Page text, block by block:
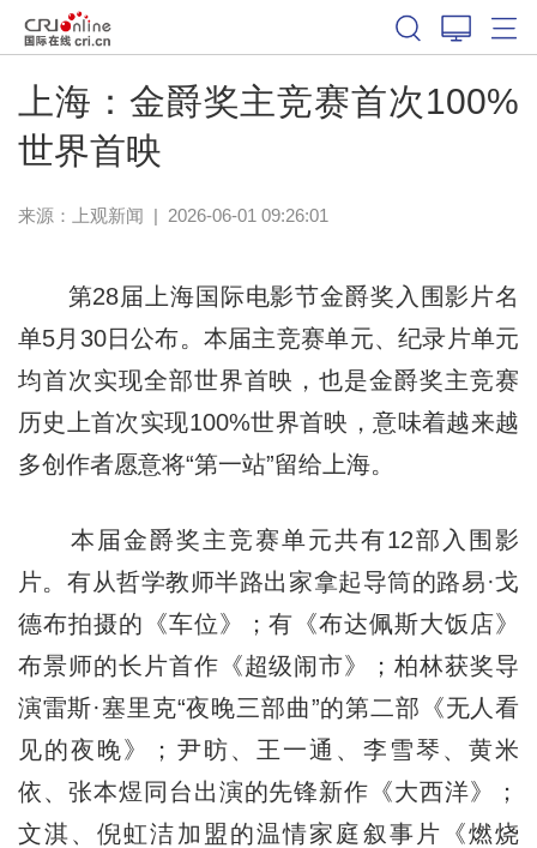
上海：金爵奖主竞赛首次100%
世界首映
来源： 上观新闻 | 2026-06-01 09:26:01
第28届上海国际电影节金爵奖入围影片名
单5月30日公布。本届主竞赛单元、纪录片单元
均首次实现全部世界首映，也是金爵奖主竞赛
历史上首次实现100%世界首映，意味着越来越
多创作者愿意将“第一站”留给上海。
本届金爵奖主竞赛单元共有12部入围影
片。有从哲学教师半路出家拿起导筒的路易·戈
德布拍摄的《车位》；有《布达佩斯大饭店》
布景师的长片首作《超级闹市》；柏林获奖导
演雷斯·塞里克“夜晚三部曲”的第二部《无人看
见的夜晚》；尹昉、王一通、李雪琴、黄米
依、张本煜同台出演的先锋新作《大西洋》；
文淇、倪虹洁加盟的温情家庭叙事片《燃烧